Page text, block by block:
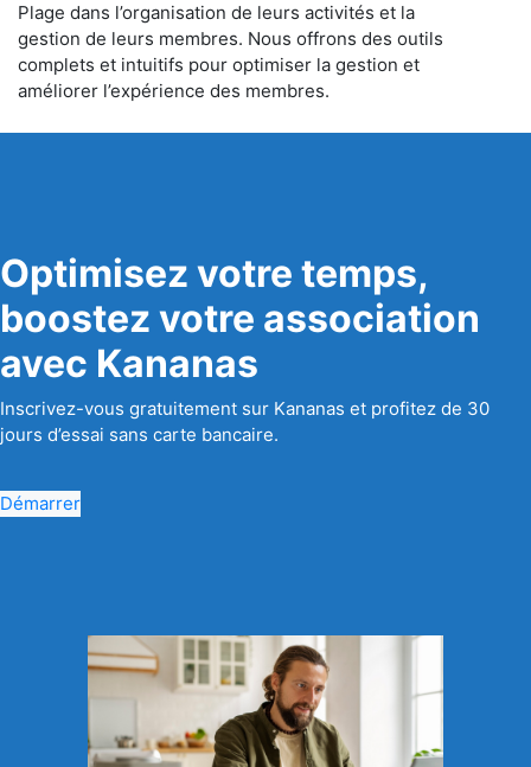
Plage dans l’organisation de leurs activités et la
gestion de leurs membres. Nous offrons des outils
complets et intuitifs pour optimiser la gestion et
améliorer l’expérience des membres.
Optimisez votre temps,
boostez votre association
avec Kananas
Inscrivez-vous gratuitement sur Kananas et profitez de 30
jours d’essai sans carte bancaire.
Démarrer